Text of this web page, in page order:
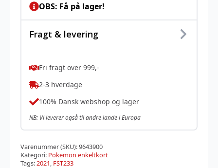
OBS: Få på lager!
Fragt & levering
Fri fragt over 999,-
2-3 hverdage
100% Dansk webshop og lager
NB: Vi leverer også til andre lande i Europa
Varenummer (SKU):9643900
Kategori: Pokemon enkeltkort
Tags:2021, FST233